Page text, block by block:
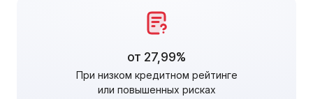
от 27,99%
При низком кредитном рейтинге
или повышенных рисках